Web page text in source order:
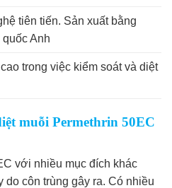
tiên tiến. Sản xuất bằng
Anh
trong việc kiểm soát và diệt
muỗi Permethrin 50EC
với nhiều mục đích khác
do côn trùng gây ra. Có nhiều